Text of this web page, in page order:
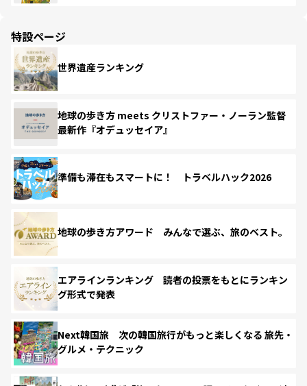
特設ページ
世界遺産ランキング
地球の歩き方 meets クリストファー・ノーラン監督
最新作『オデュッセイア』
準備も滞在もスマートに！ トラベルハック2026
地球の歩き方アワード みんなで選ぶ、旅のベスト。
エアラインランキング 読者の投票をもとにランキン
グ形式で発表
Next韓国旅 次の韓国旅行がもっと楽しくなる 旅先・
グルメ・テクニック